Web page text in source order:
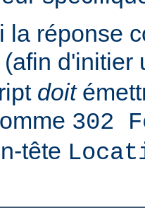
la réponse
(afin d'initier
doit
302
tête